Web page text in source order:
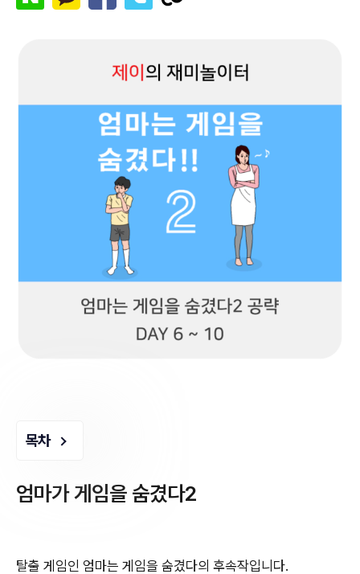
목차
엄마가 게임을 숨겼다2
탈출 게임인 엄마는 게임을 숨겼다의 후속작입니다.